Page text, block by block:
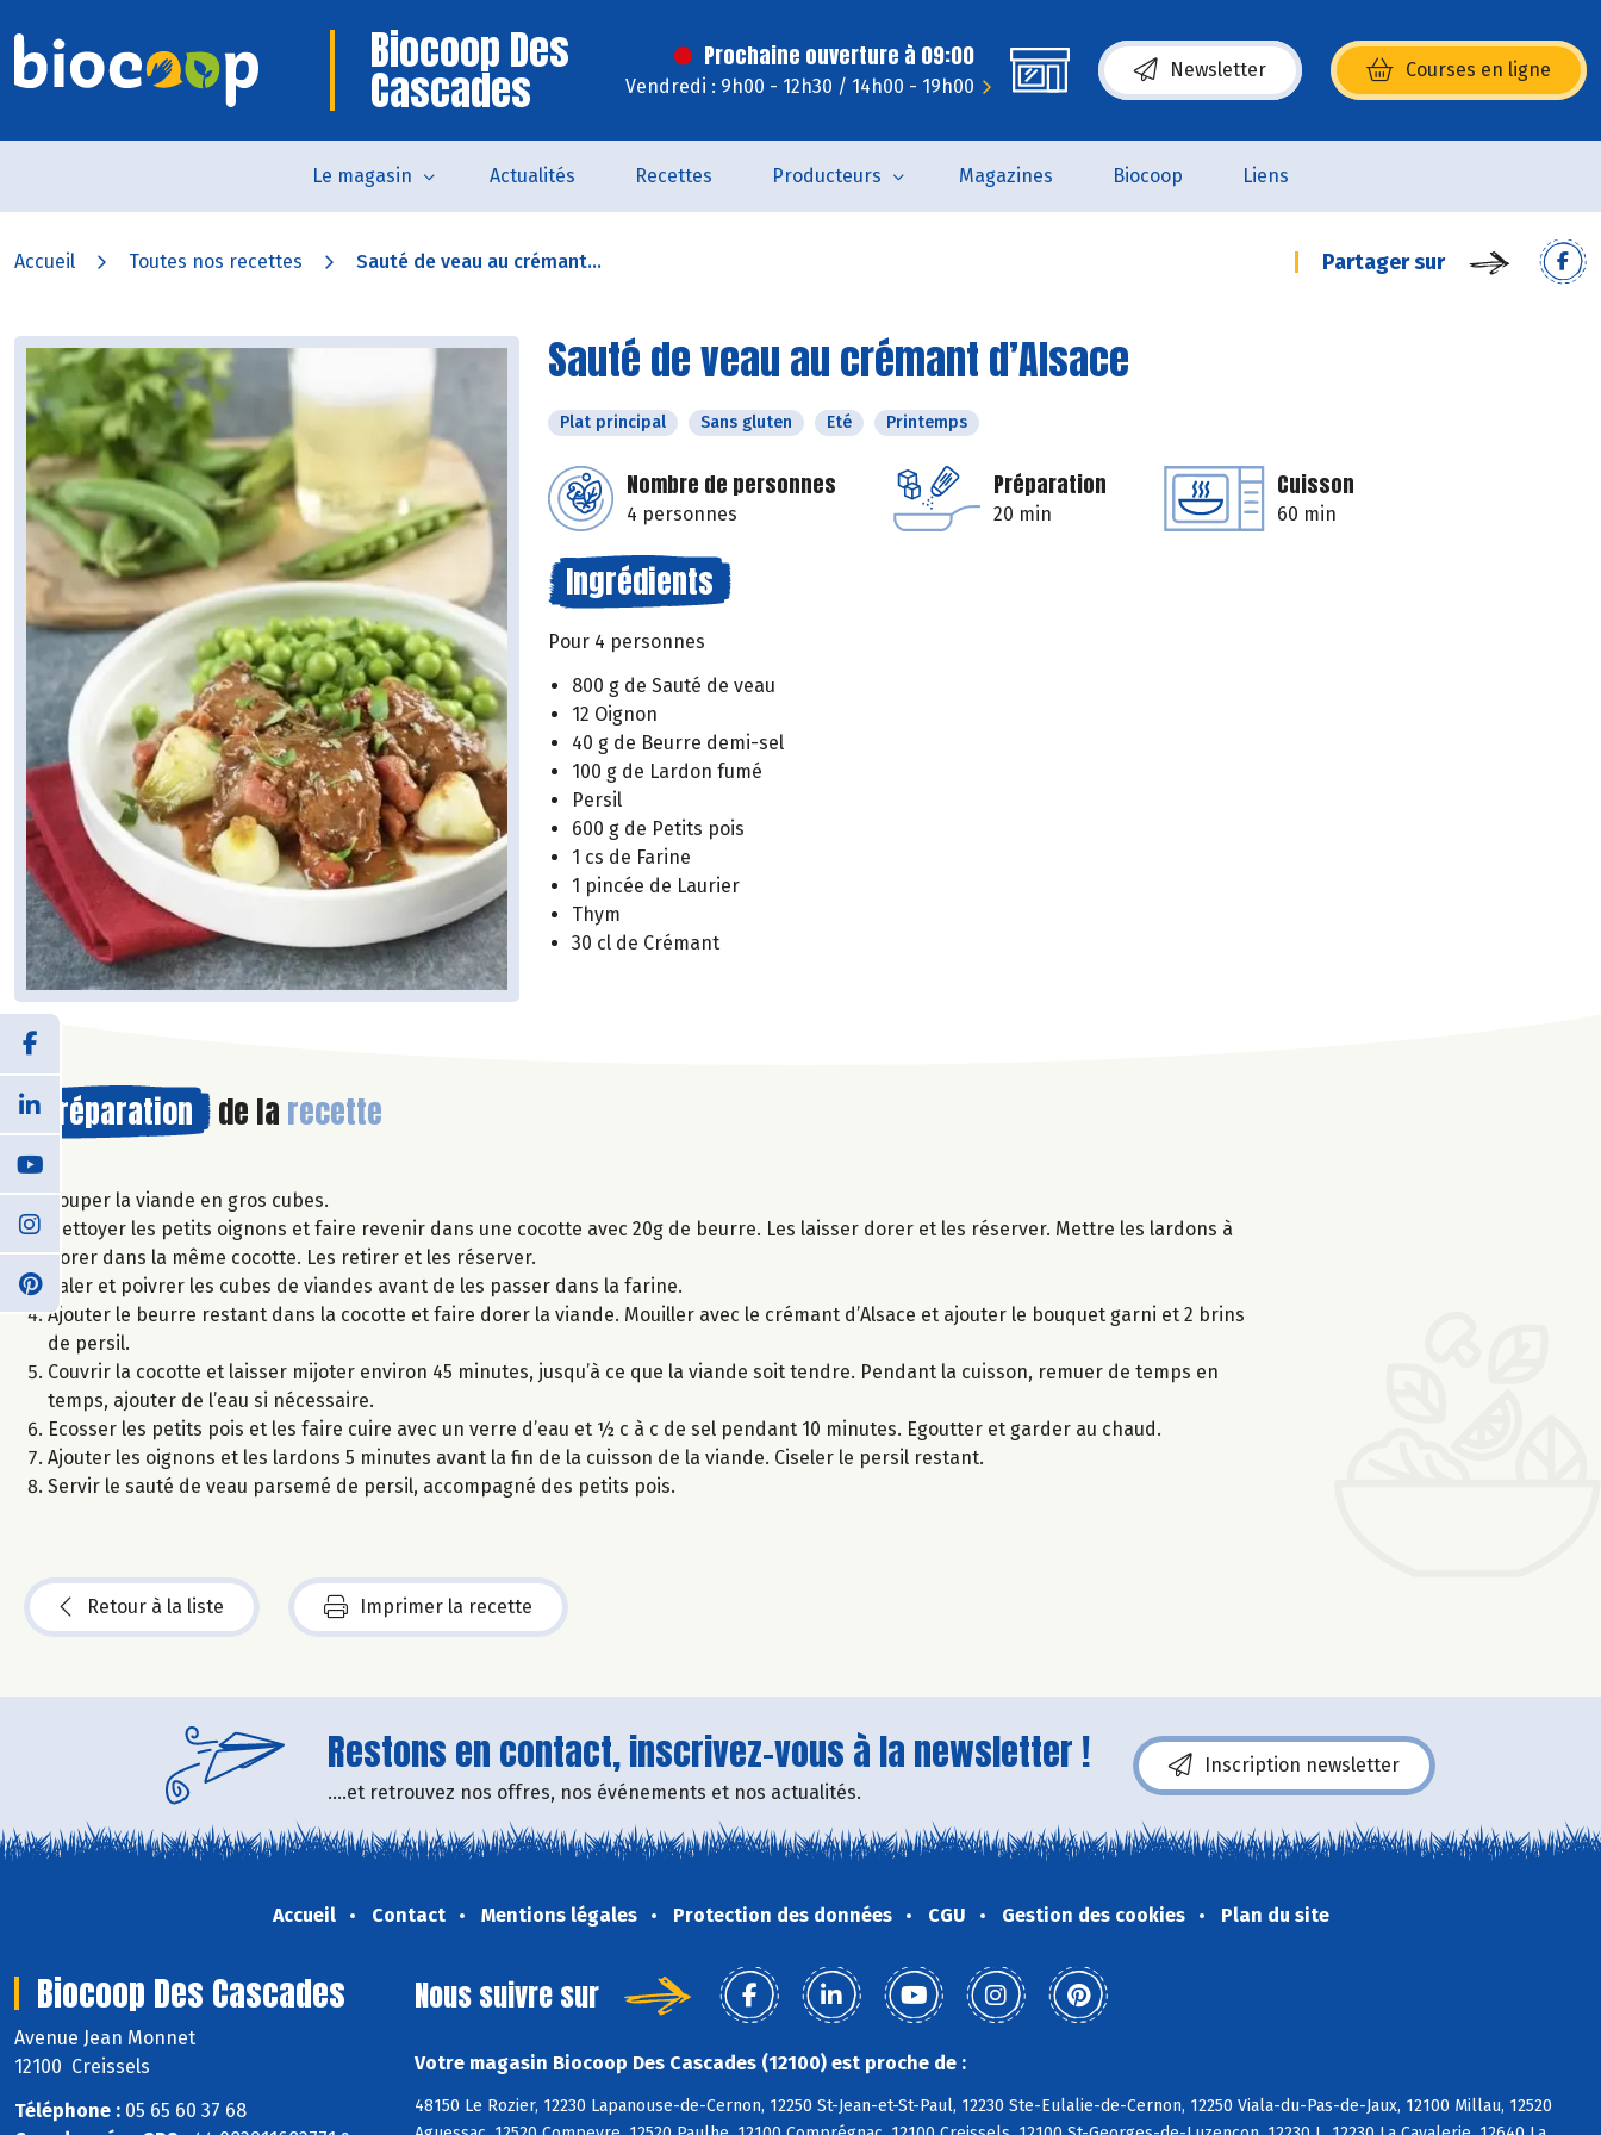
Biocoop Des
Cascades
Prochaine ouverture à 09:00
Vendredi : 9h00 - 12h30 / 14h00 - 19h00
Newsletter Courses en ligne
(s’ouvre dans une nouvelle fenêtre)
Le magasin Actualités Recettes Producteurs Magazines Biocoop Liens
Accueil Toutes nos recettes Sauté de veau au crémant... Partager sur
Sauté de veau au crémant d’Alsace
Plat principal Sans gluten Eté Printemps
Nombre de personnes
4 personnes
Préparation
20 min
Cuisson
60 min
Ingrédients
Pour 4 personnes
800 g de Sauté de veau
12 Oignon
40 g de Beurre demi-sel
100 g de Lardon fumé
Persil
600 g de Petits pois
1 cs de Farine
1 pincée de Laurier
Thym
30 cl de Crémant
Préparation de la recette
Couper la viande en gros cubes.
Nettoyer les petits oignons et faire revenir dans une cocotte avec 20g de beurre. Les laisser dorer et les réserver. Mettre les lardons à
dorer dans la même cocotte. Les retirer et les réserver.
Saler et poivrer les cubes de viandes avant de les passer dans la farine.
Ajouter le beurre restant dans la cocotte et faire dorer la viande. Mouiller avec le crémant d’Alsace et ajouter le bouquet garni et 2 brins
de persil.
Couvrir la cocotte et laisser mijoter environ 45 minutes, jusqu’à ce que la viande soit tendre. Pendant la cuisson, remuer de temps en
temps, ajouter de l’eau si nécessaire.
Ecosser les petits pois et les faire cuire avec un verre d’eau et ½ c à c de sel pendant 10 minutes. Egoutter et garder au chaud.
Ajouter les oignons et les lardons 5 minutes avant la fin de la cuisson de la viande. Ciseler le persil restant.
Servir le sauté de veau parsemé de persil, accompagné des petits pois.
Retour à la liste Imprimer la recette
Restons en contact, inscrivez-vous à la newsletter !
....et retrouvez nos offres, nos événements et nos actualités.
Inscription newsletter
Accueil Contact Mentions légales Protection des données CGU Gestion des cookies Plan du site
Biocoop Des Cascades
Avenue Jean Monnet
12100 Creissels
Téléphone : 05 65 60 37 68
Nous suivre sur
Votre magasin Biocoop Des Cascades (12100) est proche de :
48150 Le Rozier, 12230 Lapanouse-de-Cernon, 12250 St-Jean-et-St-Paul, 12230 Ste-Eulalie-de-Cernon, 12250 Viala-du-Pas-de-Jaux, 12100 Millau, 12520